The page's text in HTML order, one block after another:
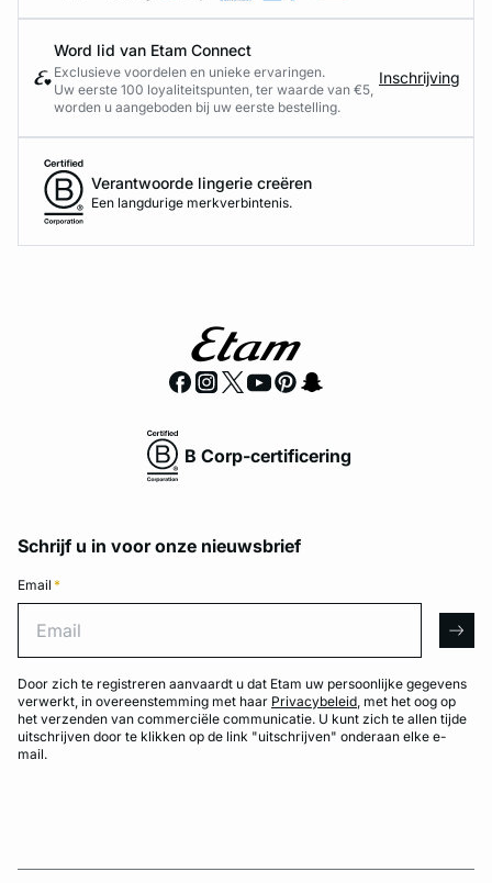
Word lid van Etam Connect
Exclusieve voordelen en unieke ervaringen.
Uw eerste 100 loyaliteitspunten, ter waarde van €5,
worden u aangeboden bij uw eerste bestelling.
Inschrijving
Verantwoorde lingerie creëren
Een langdurige merkverbintenis.
B Corp-certificering
Schrijf u in voor onze nieuwsbrief
Email *
Door zich te registreren aanvaardt u dat Etam uw persoonlijke gegevens
verwerkt, in overeenstemming met haar Privacybeleid, met het oog op
het verzenden van commerciële communicatie. U kunt zich te allen tijde
uitschrijven door te klikken op de link "uitschrijven" onderaan elke e-
mail.